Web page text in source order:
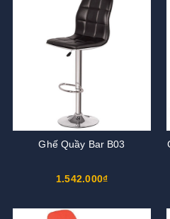
Ghế Quầy Bar B03
1.542.000₫